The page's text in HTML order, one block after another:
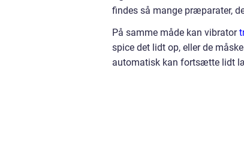
findes så mange præparater,
På samme måde kan vibrator
spice det lidt op, eller de
automatisk kan fortsætte lidt